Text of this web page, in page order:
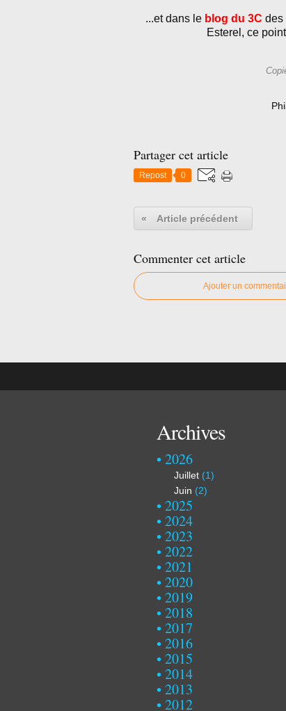
...et dans le blog du 3C des
Esterel, ce
Partager cet article
Repost 0
« Article précédent
Commenter cet article
Ajouter un
Archives
2026
Juillet (1)
Juin (2)
2025
2024
2023
2022
2021
2020
2019
2018
2017
2016
2015
2014
2013
2012